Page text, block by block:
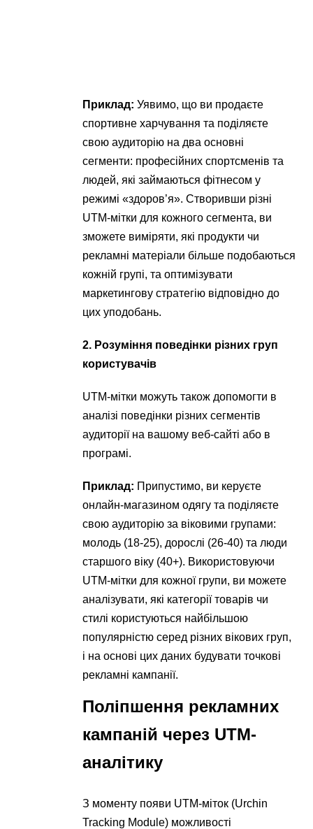
Приклад: Уявимо, що ви продаєте
спортивне харчування та поділяєте
свою аудиторію на два основні
сегменти: професійних спортсменів та
людей, які займаються фітнесом у
режимі «здоров’я». Створивши різні
UTM-мітки для кожного сегмента, ви
зможете виміряти, які продукти чи
рекламні матеріали більше подобаються
кожній групі, та оптимізувати
маркетингову стратегію відповідно до
цих уподобань.
2. Розуміння поведінки різних груп
користувачів
UTM-мітки можуть також допомогти в
аналізі поведінки різних сегментів
аудиторії на вашому веб-сайті або в
програмі.
Приклад: Припустимо, ви керуєте
онлайн-магазином одягу та поділяєте
свою аудиторію за віковими групами:
молодь (18-25), дорослі (26-40) та люди
старшого віку (40+). Використовуючи
UTM-мітки для кожної групи, ви можете
аналізувати, які категорії товарів чи
стилі користуються найбільшою
популярністю серед різних вікових груп,
і на основі цих даних будувати точкові
рекламні кампанії.
Поліпшення рекламних
кампаній через UTM-
аналітику
З моменту появи UTM-міток (Urchin
Tracking Module) можливості